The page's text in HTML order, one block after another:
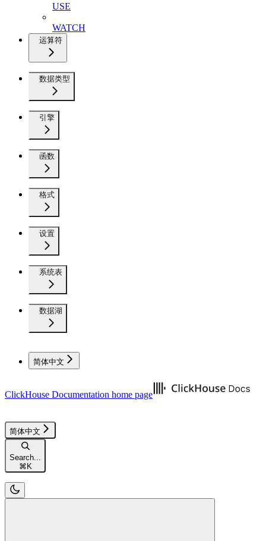
USE
WATCH
运算符
数据类型
引擎
函数
格式
设置
系统表
数据湖
简体中文
ClickHouse Documentation home page
简体中文
Search...
⌘K